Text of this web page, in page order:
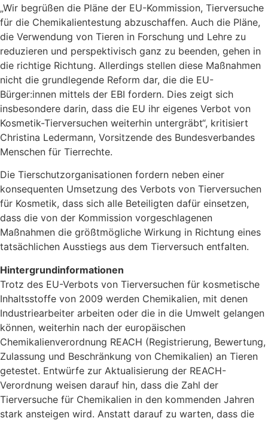
„Wir begrüßen die Pläne der EU-Kommission, Tierversuche
für die Chemikalientestung abzuschaffen. Auch die Pläne,
die Verwendung von Tieren in Forschung und Lehre zu
reduzieren und perspektivisch ganz zu beenden, gehen in
die richtige Richtung. Allerdings stellen diese Maßnahmen
nicht die grundlegende Reform dar, die die EU-
Bürger:innen mittels der EBI fordern. Dies zeigt sich
insbesondere darin, dass die EU ihr eigenes Verbot von
Kosmetik-Tierversuchen weiterhin untergräbt“, kritisiert
Christina Ledermann, Vorsitzende des Bundesverbandes
Menschen für Tierrechte.
Die Tierschutzorganisationen fordern neben einer
konsequenten Umsetzung des Verbots von Tierversuchen
für Kosmetik, dass sich alle Beteiligten dafür einsetzen,
dass die von der Kommission vorgeschlagenen
Maßnahmen die größtmögliche Wirkung in Richtung eines
tatsächlichen Ausstiegs aus dem Tierversuch entfalten.
Hintergrundinformationen
Trotz des EU-Verbots von Tierversuchen für kosmetische
Inhaltsstoffe von 2009 werden Chemikalien, mit denen
Industriearbeiter arbeiten oder die in die Umwelt gelangen
können, weiterhin nach der europäischen
Chemikalienverordnung REACH (Registrierung, Bewertung,
Zulassung und Beschränkung von Chemikalien) an Tieren
getestet. Entwürfe zur Aktualisierung der REACH-
Verordnung weisen darauf hin, dass die Zahl der
Tierversuche für Chemikalien in den kommenden Jahren
stark ansteigen wird. Anstatt darauf zu warten, dass die